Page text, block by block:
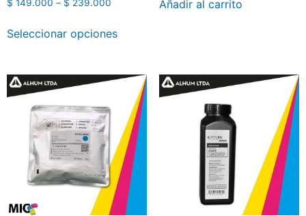
$ 149.000 – $ 239.000
Seleccionar opciones
Añadir al carrito